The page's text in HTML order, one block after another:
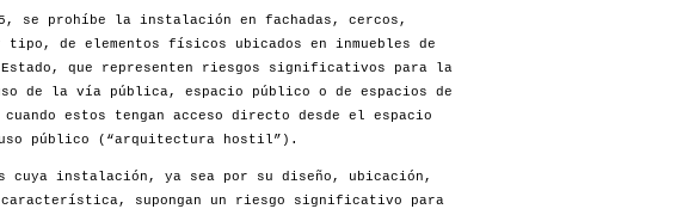
se prohíbe la instalación en fachadas, cercos,
de elementos físicos ubicados en inmuebles de
que representen riesgos significativos para la
de la vía pública, espacio público o de espacios de
estos tengan acceso directo desde el espacio
público (“arquitectura hostil”).
cuya instalación, ya sea por su diseño, ubicación,
supongan un riesgo significativo para